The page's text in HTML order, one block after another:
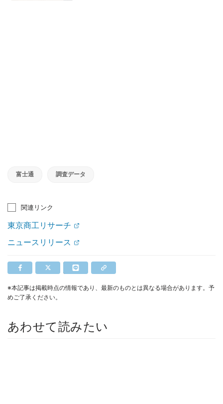
富士通 調査データ
関連リンク
東京商工リサーチ
ニュースリリース
※本記事は掲載時点の情報であり、最新のものとは異なる場合があります。予
めご了承ください。
あわせて読みたい